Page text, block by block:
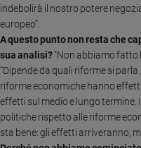
Caso
della
settimana
Migranti
Diversità
e
inclusione
Costume
indebolirà il nostro potere
europeo”.
A questo punto non resta che
sua analisi?"Non abbiamo fatto
“Dipende da quali riforme si
riforme economiche hanno
effetti sul medio e lungo
politiche rispetto alle riforme
sta bene: gli effetti arriveranno,